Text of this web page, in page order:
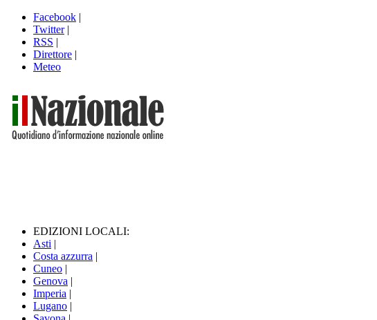
Facebook |
Twitter|
RSS |
Direttore |
Meteo
EDIZIONI LOCALI:
Asti |
Costa azzurra |
Cuneo |
Genova |
Imperia |
Lugano |